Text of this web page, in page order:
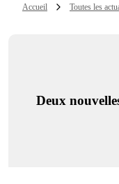
Accueil Toutes les
Deux